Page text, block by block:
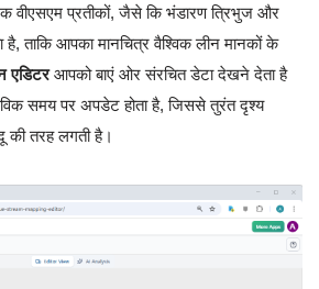
वीएसएम प्रतीकों, जैसे कि भंडारण त्रिभुज और
ताकि आपका मानचित्र वैश्विक लीन मानकों के
एडिटरआपको बाएं ओर संरचित डेटा देखने देता है
समय पर अपडेट होता है, जिससे तुरंत दृश्य
की तरह लगती है।